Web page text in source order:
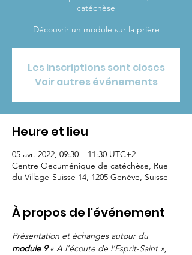
catéchèse
Découvrir un module sur la prière
Les inscriptions sont closes
Voir autres événements
Heure et lieu
05 avr. 2022, 09:30 – 11:30 UTC+2
Centre Oecuménique de catéchèse, Rue
du Village-Suisse 14, 1205 Genève, Suisse
À propos de l'événement
Présentation et échanges autour du
module 9 « A l’écoute de l’Esprit-Saint »,